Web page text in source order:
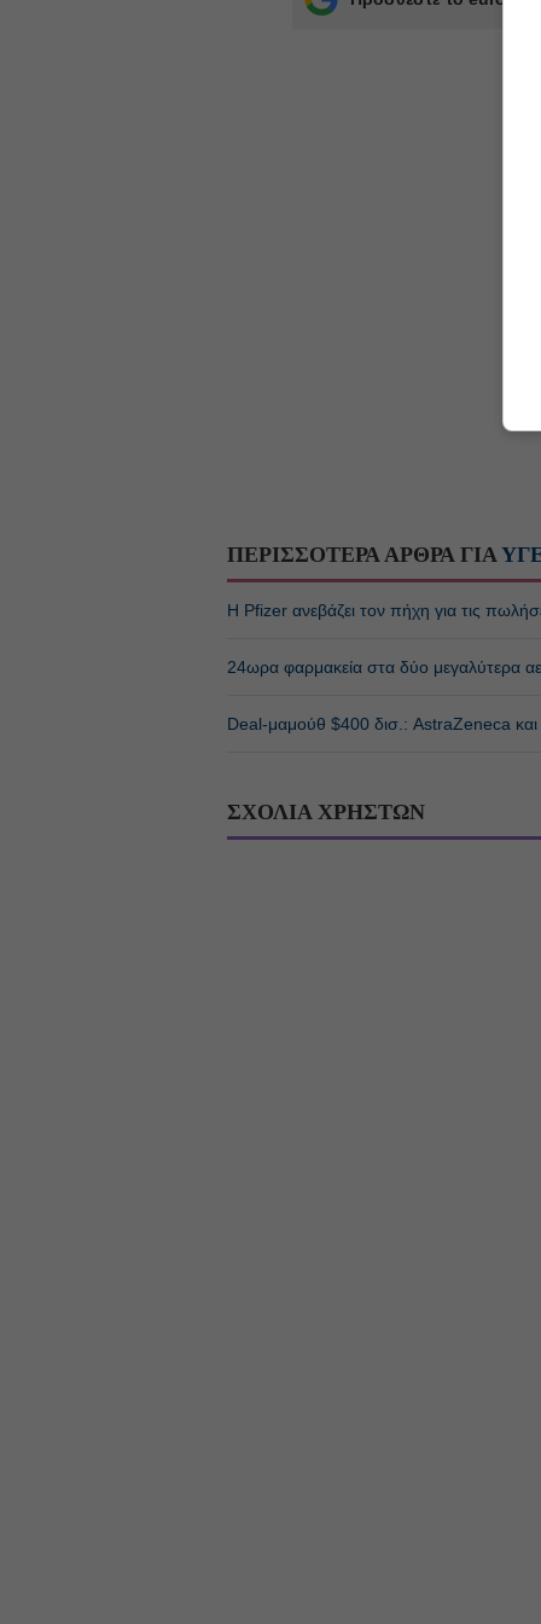
ΠΕΡΙΣΣΟΤΕΡΑ ΑΡΘΡΑ ΓΙΑ
Η Pfizer ανεβάζει τον πήχη για τις
24ωρα φαρμακεία στα δύο μεγαλύτερα
Deal-μαμούθ $400 δισ.: AstraZeneca
ΣΧΟΛΙΑ ΧΡΗΣΤΩΝ